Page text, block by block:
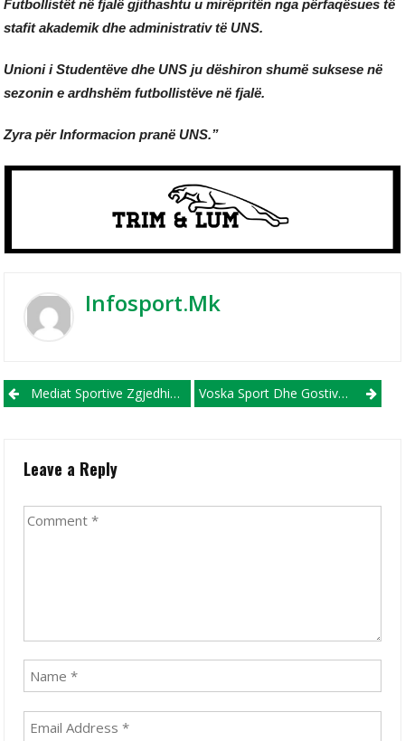
Futbollistët në fjalë gjithashtu u mirëpritën nga përfaqësues të
stafit akademik dhe administrativ të UNS.
Unioni i Studentëve dhe UNS ju dëshiron shumë suksese në
sezonin e ardhshëm futbollistëve në fjalë.
Zyra për Informacion pranë UNS.”
Infosport.mk
Post navigation
Mediat Sportive Zgjedhin Bunjamin Shabanin Futbollistin Më Të Mirë Të Javës Voska Sport Dhe Gostivari Në Ligën E Parë, Vardari Në Balotazh, Ja Cilat Skuadra Bien Nga Liga E Dytë
Leave a Reply